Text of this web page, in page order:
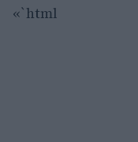
«`html